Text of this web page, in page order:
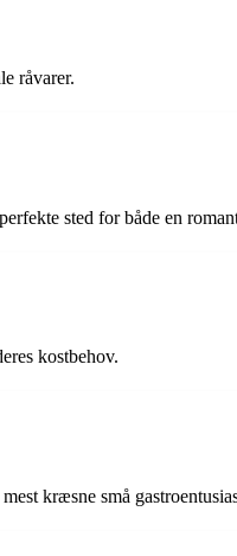
råvarer.
sted for både en
kostbehov.
kræsne små